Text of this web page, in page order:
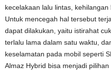
kecelakaan lalu lintas,
Untuk mencegah hal tersebut
dapat dilakukan, yaitu istirahat
terlalu lama dalam satu waktu,
keselamatan pada mobil seperti
Almaz Hybrid bisa menjadi